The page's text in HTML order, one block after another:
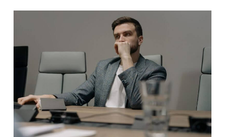
Home»Consultatie van de rechter in een WHOA
traject